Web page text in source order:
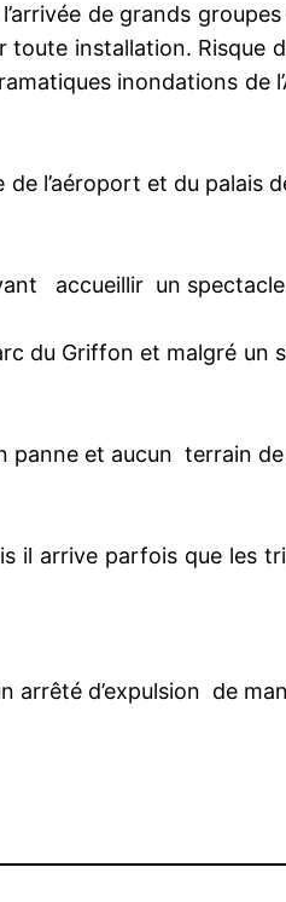
de grands
installation. Risque
inondations de
l’aéroport et du
accueillir un spectacle
du Griffon et malgré un
et aucun terrain
il arrive parfois que les
d’expulsion de